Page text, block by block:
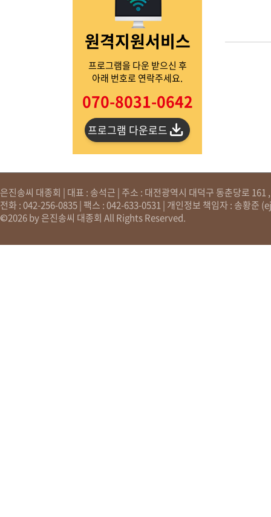
은진송씨의 전달 사항을원격지원서비스
프로그램을 다운 받으신 후
아래 번호로 연락주세요.
070-8031-0642
프로그램 다운로드
은진송씨 대종회 | 대표 : 송석근 | 주소 : 대전광역시 대덕구 동춘당로
전화 : 042-256-0835 | 팩스 : 042-633-0531 | 개인정보 책임자 : 송황준 (
©2026 by 은진송씨 대종회 All Rights Reserved.